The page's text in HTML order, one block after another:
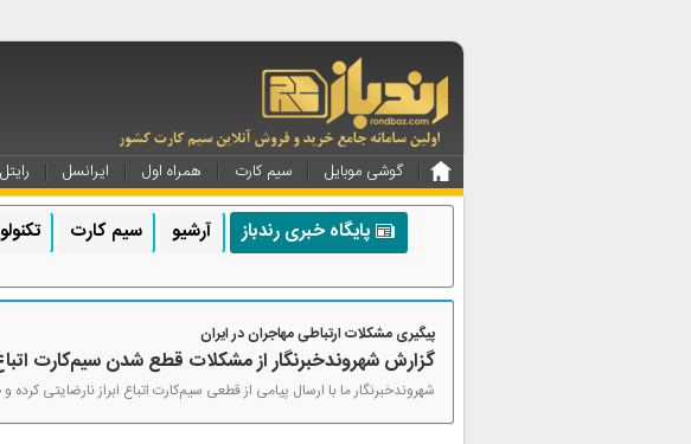
گوشی موبایل سیم کارت همراه اول ایرانسل رایتل
پایگاه خبری رندباز آرشیو سیم کارت
پیگیری مشکلات ارتباطی مهاجران در ایران
گزارش شهروندخبرنگار از مشکلات قطع شدن سیم‌کارت
شهروندخبرنگار ما با ارسال پیامی از قطعی سیم‌کارت اتباع ابراز نارضایتی